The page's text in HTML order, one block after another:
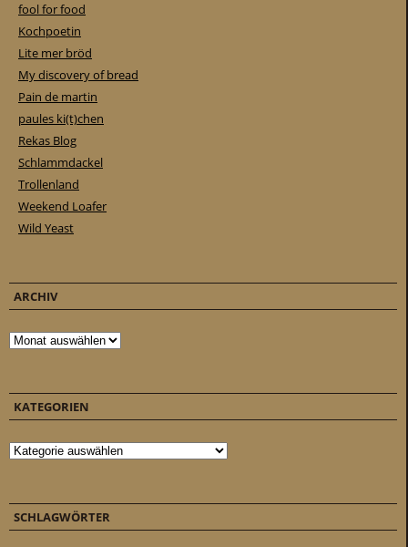
fool for food
Kochpoetin
Lite mer bröd
My discovery of bread
Pain de martin
paules ki(t)chen
Rekas Blog
Schlammdackel
Trollenland
Weekend Loafer
Wild Yeast
ARCHIV
Archiv
KATEGORIEN
Kategorien
SCHLAGWÖRTER